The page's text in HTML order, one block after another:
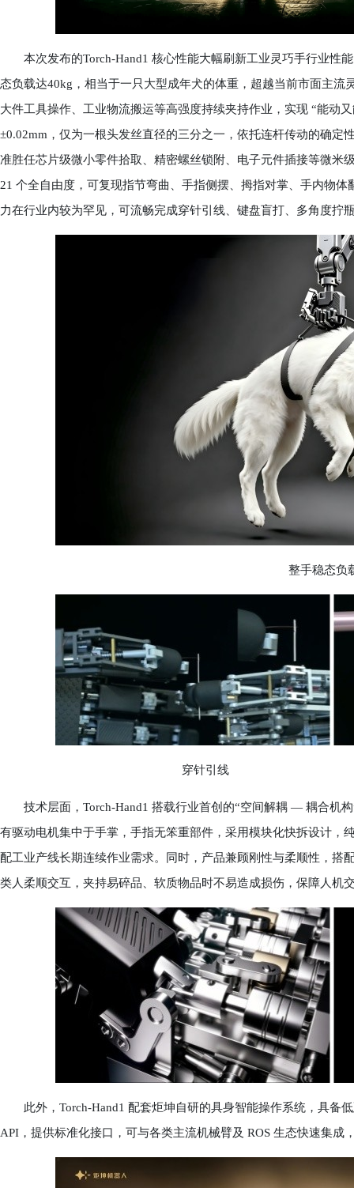
本次发布的Torch-Hand1 核心性能大幅刷新工业灵巧手行业性
态负载达40kg，相当于一只大型成年犬的体重，超越当前市面主
大件工具操作、工业物流搬运等高强度持续夹持作业，实现 “能动
±0.02mm，仅为一根头发丝直径的三分之一，依托连杆传动的确
准胜任芯片级微小零件拾取、精密螺丝锁附、电子元件插接等微米
21 个全自由度，可复现指节弯曲、手指侧摆、拇指对掌、手内物
力在行业内较为罕见，可流畅完成穿针引线、键盘盲打、多角度拧
整手稳态负
穿针引线 多
技术层面，Torch-Hand1 搭载行业首创的“空间解耦 — 耦合机构
有驱动电机集中于手掌，手指无笨重部件，采用模块化快拆设计，
配工业产线长期连续作业需求。同时，产品兼顾刚性与柔顺性，搭
类人柔顺交互，夹持易碎品、软质物品时不易造成损伤，保障人机
此外，Torch-Hand1 配套炬坤自研的具身智能操作系统，具备
API，提供标准化接口，可与各类主流机械臂及 ROS 生态快速集